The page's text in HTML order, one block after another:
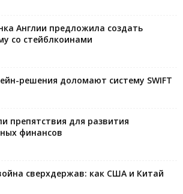
Англии предложила создать
со стейблкоинами
решения доломают систему SWIFT
препятствия для развития
финансов
сверхдержав: как США и Китай